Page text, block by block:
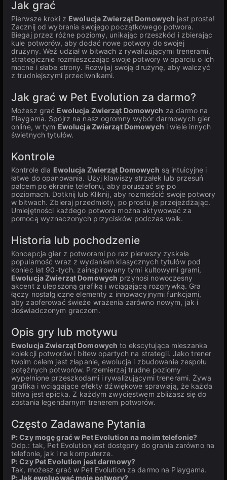
Jak grać
Pierwsze kroki z Ewolucja Zwierząt Domowych jest proste!
Zacznij od wybrania swojego początkowego potwora.
Biegaj przez różne poziomy, unikając przeszkód i zbierając
kule potworów, aby dodać nowe potwory do swojej
drużyny. Weź udział w bitwach z rywalizującymi trenerami,
strategicznie rozmieszczając swoje potwory w oparciu o ich
mocne i słabe strony. Rozwijaj swoją drużynę, aby walczyć
z trudniejszymi przeciwnikami.
Jak grać w Pet Evolution za darmo?
Możesz grać Ewolucja Zwierząt Domowych za darmo na
Playgama. Spójrz na nasz ogromny wybór darmowych gier
online, w tym Ewolucja Zwierząt Domowych i wiele innych
świetnych tytułów.
Kontrole
Kontrole dla Ewolucja Zwierząt Domowych są intuicyjne i
łatwe do opanowania. Użyj klawiszy strzałek lub przesuń
palcem po ekranie telefonu, aby poruszać się po
poziomach. Dotknij lub Kliknij, aby rozmieścić swoje potwory
w bitwach. Zbieraj przedmioty, po prostu je przejeżdżając.
Umiejętności każdego potwora można aktywować za
pomocą wyznaczonych przycisków podczas walk.
Historia lub pochodzenie
Koncepcja gier z potworami po raz pierwszy zyskała
popularność wraz z wydaniem klasycznych tytułów pod
koniec lat 90-tych. zainspirowany tymi kultowymi grami,
Ewolucja Zwierząt Domowych przynosi nowoczesny
akcent z ulepszoną grafiką i wciągającą rozgrywką. Gra
łączy nostalgiczne elementy z innowacyjnymi funkcjami,
aby zaoferować świeże wrażenia zarówno nowym, jak i
doświadczonym graczom.
Opis gry lub motywu
Ewolucja Zwierząt Domowych to ekscytująca mieszanka
kolekcji potworów i bitew opartych na strategii. Jako trener
twoim celem jest złapanie, ewolucja i zbudowanie zespołu
potężnych potworów. Przemierzaj trudne poziomy
wypełnione przeszkodami i rywalizującymi trenerami. Żywa
grafika i wciągające efekty dźwiękowe sprawiają, że każda
bitwa jest epicka. Z każdym zwycięstwem zbliżasz się do
zostania legendarnym trenerem potworów.
Często Zadawane Pytania
P: Czy mogę grać w Pet Evolution na moim telefonie?
Odp.: tak, Pet Evolution jest dostępny do grania zarówno na
telefonie, jak i na komputerze.
P: Czy Pet Evolution jest darmowy?
Tak, możesz grać w Pet Evolution za darmo na Playgama.
P: Jak ewoluować moje potwory?